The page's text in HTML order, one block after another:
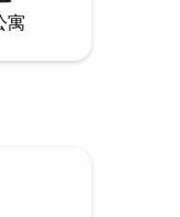
寓